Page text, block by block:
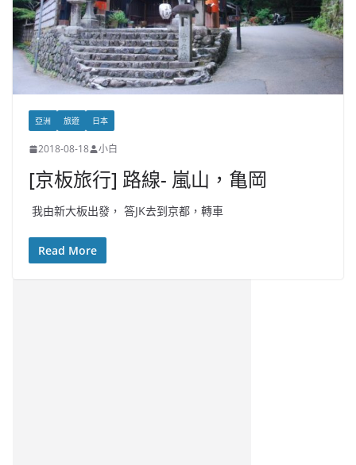
亞洲 旅遊 日本
2018-08-18 小白
[京板旅行] 路線- 嵐山，亀岡
我由新大板出發， 答JK去到京都，轉車
Read More